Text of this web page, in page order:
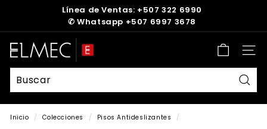
diapositivas
pausa
Línea de Ventas: +507 322 6990
✆ Whatsapp +507 6997 3678
E
L
M
E
C
Inicio / Colecciones / Pisos Antideslizantes /